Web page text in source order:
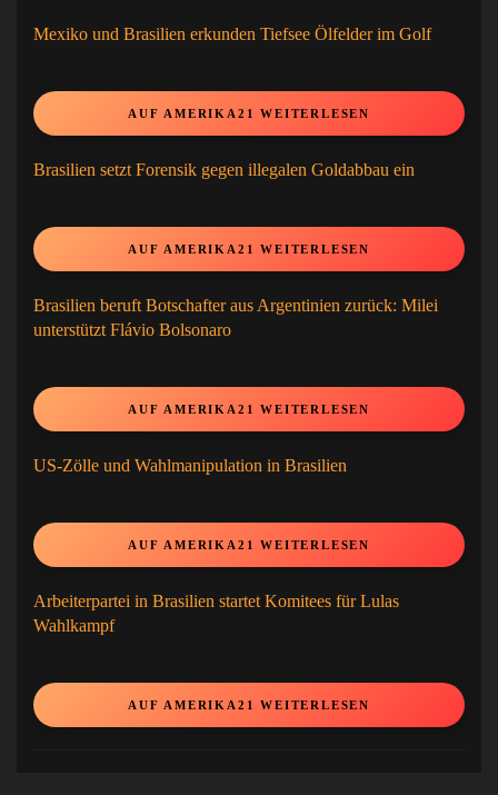
Mexiko und Brasilien erkunden Tiefsee Ölfelder im Golf
AUF AMERIKA21 WEITERLESEN
Brasilien setzt Forensik gegen illegalen Goldabbau ein
AUF AMERIKA21 WEITERLESEN
Brasilien beruft Botschafter aus Argentinien zurück: Milei
unterstützt Flávio Bolsonaro
AUF AMERIKA21 WEITERLESEN
US-Zölle und Wahlmanipulation in Brasilien
AUF AMERIKA21 WEITERLESEN
Arbeiterpartei in Brasilien startet Komitees für Lulas
Wahlkampf
AUF AMERIKA21 WEITERLESEN